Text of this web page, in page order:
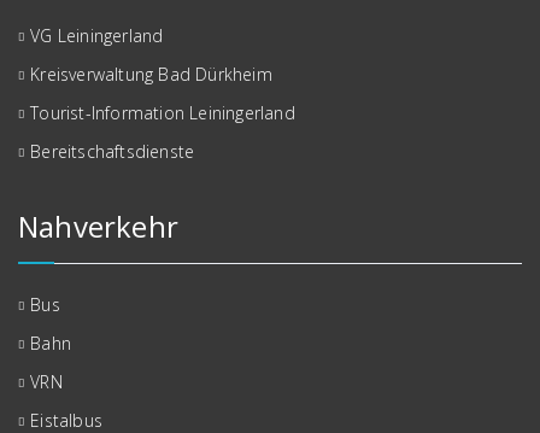
VG Leiningerland
Kreisverwaltung Bad Dürkheim
Tourist-Information Leiningerland
Bereitschaftsdienste
Nahverkehr
Bus
Bahn
VRN
Eistalbus